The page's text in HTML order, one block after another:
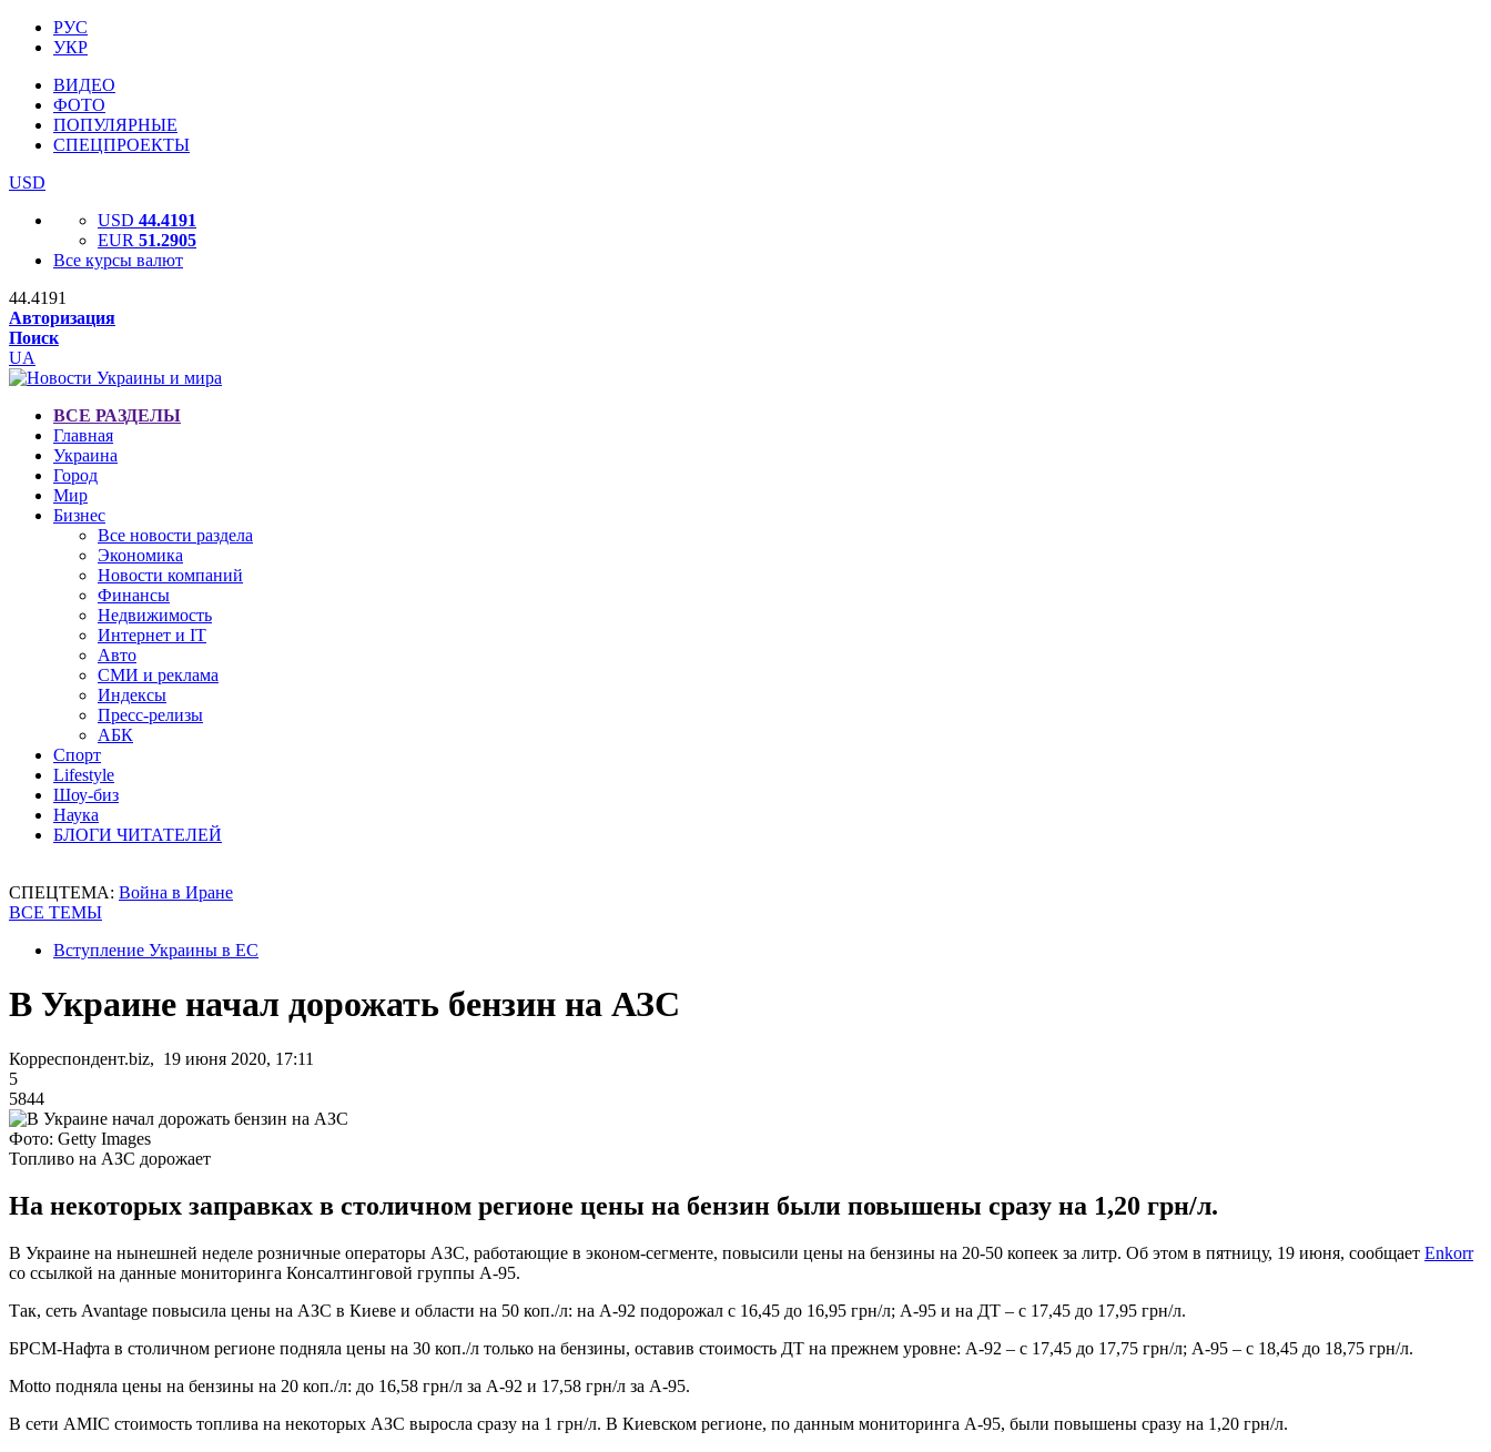
РУС
УКР
ВИДЕО
ФОТО
ПОПУЛЯРНЫЕ
СПЕЦПРОЕКТЫ
USD
USD 44.4191
EUR 51.2905
Все курсы валют
44.4191
Авторизация
Поиск
UA
ВСЕ РАЗДЕЛЫ
Главная
Украина
Город
Мир
Бизнес
Все новости раздела
Экономика
Новости компаний
Финансы
Недвижимость
Интернет и IT
Авто
СМИ и реклама
Индексы
Пресс-релизы
АБК
Спорт
Lifestyle
Шоу-биз
Наука
БЛОГИ ЧИТАТЕЛЕЙ
СПЕЦТЕМА: Война в Иране
ВСЕ ТЕМЫ
Вступление Украины в ЕС
В Украине начал дорожать бензин на АЗС
Корреспондент.biz, 19 июня 2020, 17:11
5
5844
Фото: Getty Images
Топливо на АЗС дорожает
На некоторых заправках в столичном регионе цены на бензин были повышены сразу на 1,20 грн/л.
В Украине на нынешней неделе розничные операторы АЗС, работающие в эконом-сегменте, повысили цены на бензины на 20-50 копеек за литр. Об этом в пятницу, 19 июня, сообщает Enkorr
со ссылкой на данные мониторинга Консалтинговой группы А-95.
Так, сеть Avantage повысила цены на АЗС в Киеве и области на 50 коп./л: на А-92 подорожал с 16,45 до 16,95 грн/л; А-95 и на ДТ – с 17,45 до 17,95 грн/л.
БРСМ-Нафта в столичном регионе подняла цены на 30 коп./л только на бензины, оставив стоимость ДТ на прежнем уровне: А-92 – с 17,45 до 17,75 грн/л; А-95 – с 18,45 до 18,75 грн/л.
Motto подняла цены на бензины на 20 коп./л: до 16,58 грн/л за А-92 и 17,58 грн/л за А-95.
В сети AMIC стоимость топлива на некоторых АЗС выросла сразу на 1 грн/л. В Киевском регионе, по данным мониторинга А-95, были повышены сразу на 1,20 грн/л.